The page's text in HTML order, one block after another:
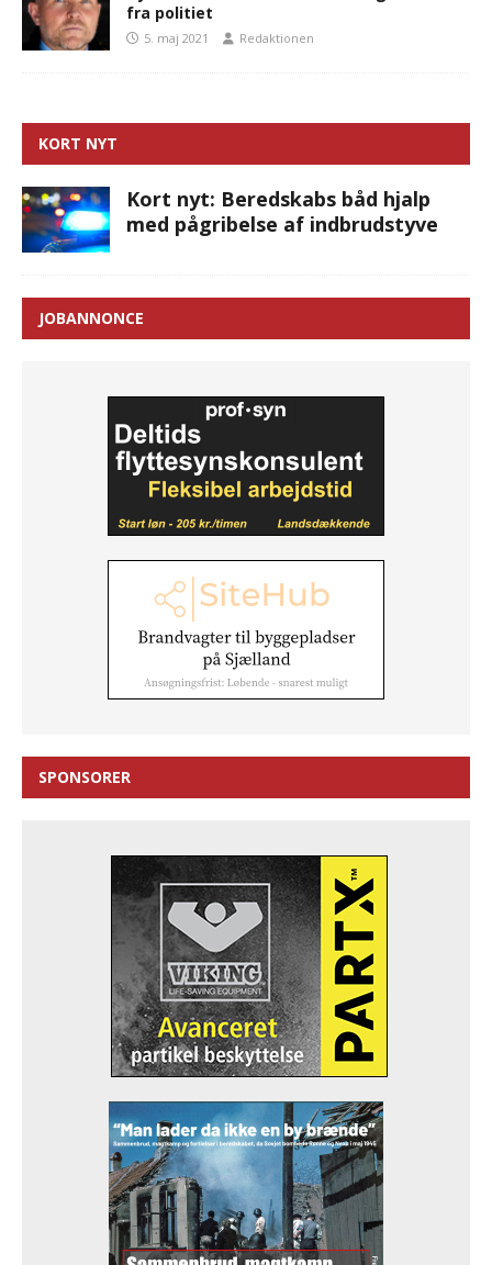
fra politiet
5. maj 2021 Redaktionen
KORT NYT
Kort nyt: Beredskabs båd hjalp
med pågribelse af indbrudstyve
JOBANNONCE
SPONSORER